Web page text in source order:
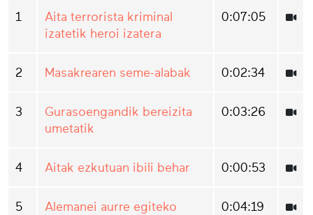
1
Aita terrorista kriminal
izatetik heroi izatera
0:07:05
2 Masakrearen seme-alabak 0:02:34
3
Gurasoengandik bereizita
umetatik
0:03:26
4 Aitak ezkutuan ibili behar 0:00:53
5
Alemanei aurre egiteko
0:04:19